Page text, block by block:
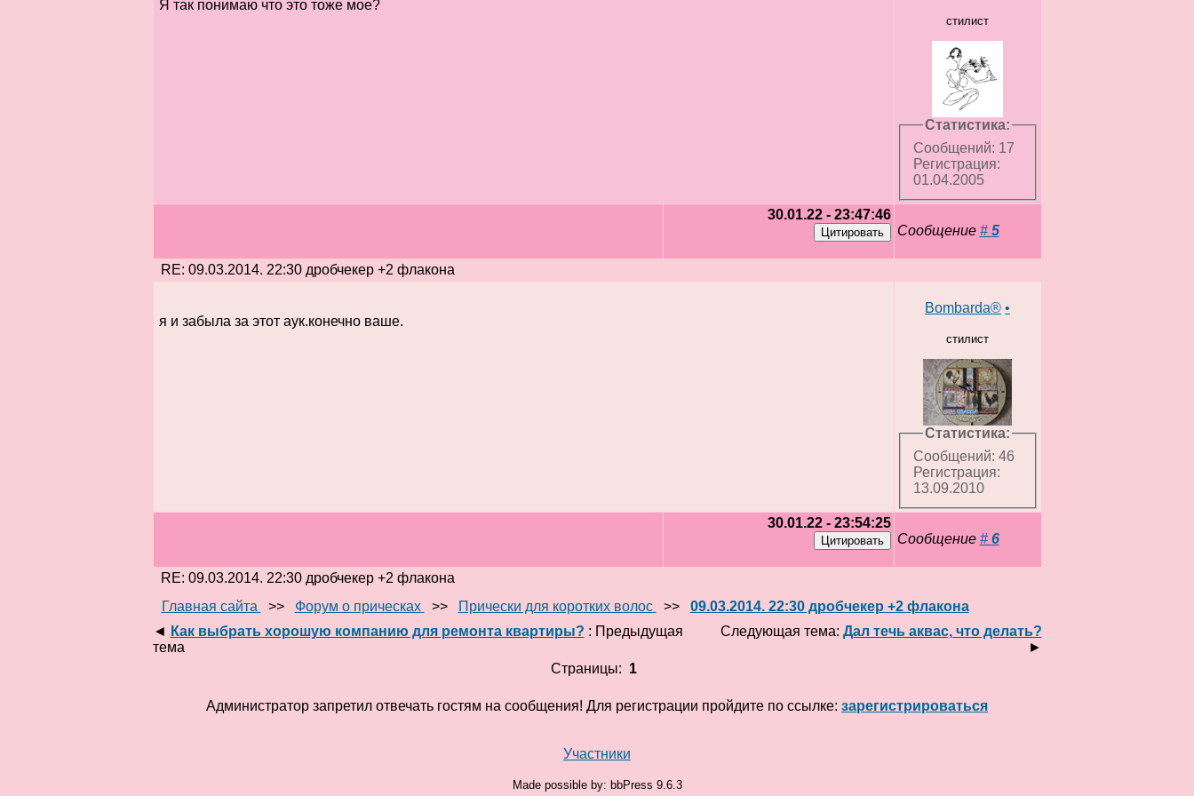
Я так понимаю что это тоже мое?
стилист
Статистика:
Сообщений: 17
Регистрация:
01.04.2005
30.01.22 - 23:47:46
Сообщение # 5
RE: 09.03.2014. 22:30 дробчекер +2 флакона
я и забыла за этот аук.конечно ваше.
Bombarda® •
стилист
Статистика:
Сообщений: 46
Регистрация:
13.09.2010
30.01.22 - 23:54:25
Сообщение # 6
RE: 09.03.2014. 22:30 дробчекер +2 флакона
Главная сайта
>> Форум о прическах >> Прически для коротких волос >> 09.03.2014. 22:30 дробчекер +2 флакона
◄ Как выбрать хорошую компанию для ремонта квартиры? : Предыдущая
тема
Следующая тема: Дал течь аквас, что делать?
►
Страницы: 1
Администратор запретил отвечать гостям на сообщения! Для регистрации пройдите по ссылке: зарегистрироваться
Участники
Made possible by: bbPress 9.6.3